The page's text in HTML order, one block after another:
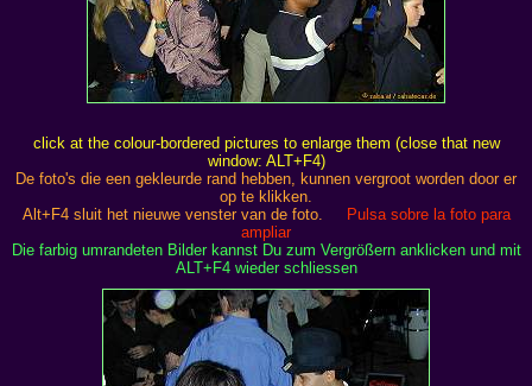
click at the colour-bordered pictures to enlarge them (close that new
window: ALT+F4)
De foto's die een gekleurde rand hebben, kunnen vergroot worden door er
op te klikken.
Alt+F4 sluit het nieuwe venster van de foto.
Pulsa sobre la foto para
ampliar
Die farbig umrandeten Bilder kannst Du zum Vergrößern anklicken und mit
ALT+F4 wieder schliessen